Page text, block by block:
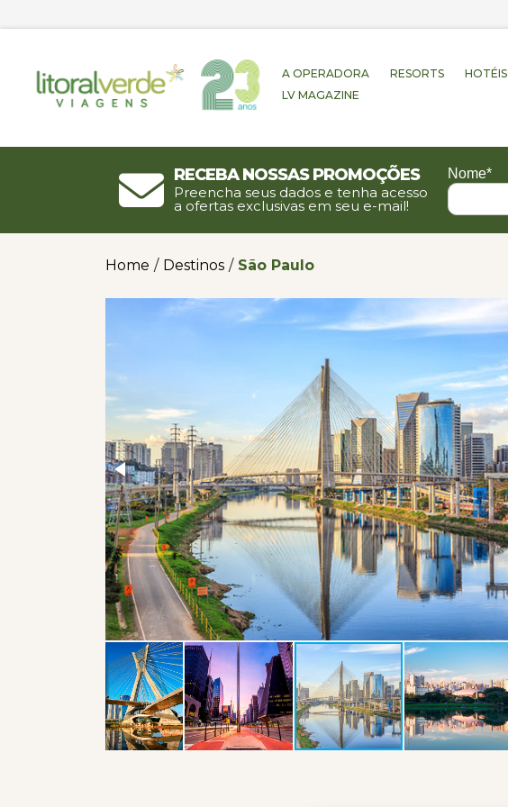
A OPERADORA RESORTS HOTÉIS
LV MAGAZINE
Receba nossas promoções
Preencha seus dados e tenha acesso
a ofertas exclusivas em seu e-mail!
Nome*
Home / Destinos / São Paulo